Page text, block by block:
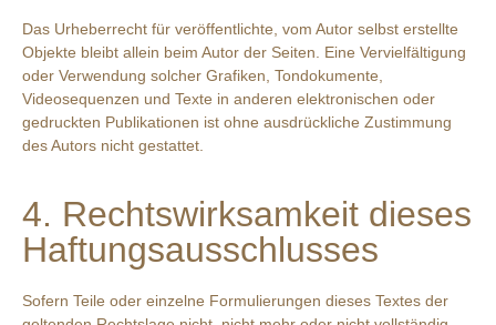
Das Urheberrecht für veröffentlichte, vom Autor selbst erstellte
Objekte bleibt allein beim Autor der Seiten. Eine Vervielfältigung
oder Verwendung solcher Grafiken, Tondokumente,
Videosequenzen und Texte in anderen elektronischen oder
gedruckten Publikationen ist ohne ausdrückliche Zustimmung
des Autors nicht gestattet.
4. Rechtswirksamkeit dieses
Haftungsausschlusses
Sofern Teile oder einzelne Formulierungen dieses Textes der